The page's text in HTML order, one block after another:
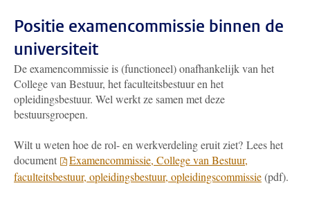
Positie examencommissie binnen de
universiteit
De examencommissie is (functioneel) onafhankelijk van het
College van Bestuur, het faculteitsbestuur en het
opleidingsbestuur. Wel werkt ze samen met deze
bestuursgroepen.
Wilt u weten hoe de rol- en werkverdeling eruit ziet? Lees het
document
Examencommissie, College van Bestuur,
faculteitsbestuur, opleidingsbestuur, opleidingscommissie(pdf).